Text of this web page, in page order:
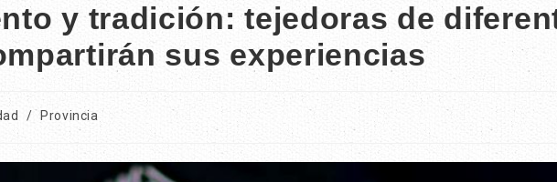
y tradición: tejedoras de
sus experiencias
/ Provincia